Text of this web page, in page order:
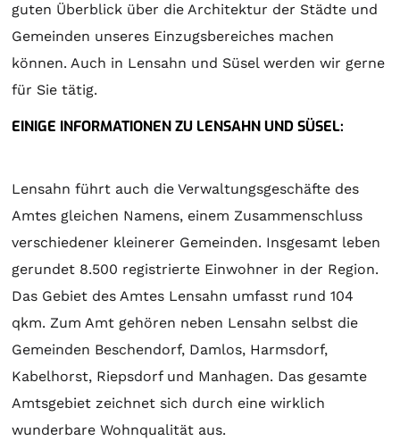
guten Überblick über die Architektur der Städte und
Gemeinden unseres Einzugsbereiches machen
können. Auch in Lensahn und Süsel werden wir gerne
für Sie tätig.
EINIGE INFORMATIONEN ZU LENSAHN UND SÜSEL:
Lensahn führt auch die Verwaltungsgeschäfte des
Amtes gleichen Namens, einem Zusammenschluss
verschiedener kleinerer Gemeinden. Insgesamt leben
gerundet 8.500 registrierte Einwohner in der Region.
Das Gebiet des Amtes Lensahn umfasst rund 104
qkm. Zum Amt gehören neben Lensahn selbst die
Gemeinden Beschendorf, Damlos, Harmsdorf,
Kabelhorst, Riepsdorf und Manhagen. Das gesamte
Amtsgebiet zeichnet sich durch eine wirklich
wunderbare Wohnqualität aus.